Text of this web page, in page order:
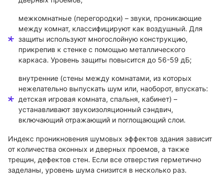
межкомнатные (перегородки) – звуки, проникающие
между комнат, классифицируют как воздушный. Для
защиты используют многослойную конструкцию,
прикрепив к стенке с помощью металлического
каркаса. Уровень защиты повысится до 56-59 дБ;
внутренние (стены между комнатами, из которых
нежелательно выпускать шум или, наоборот, впускать:
детская игровая комната, спальня, кабинет) –
устанавливают звукоизоляционный сэндвич,
включающий отражающий и поглощающий слои.
Индекс проникновения шумовых эффектов здания зависит
от количества оконных и дверных проемов, а также
трещин, дефектов стен. Если все отверстия герметично
заделаны, уровень шума снизится в несколько раз.